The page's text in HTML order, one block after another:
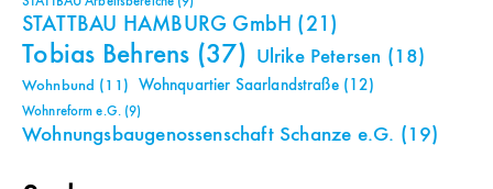
STATTBAU HAMBURG GmbH (21)
Tobias Behrens (37) Ulrike Petersen (18)
Wohnbund (11) Wohnquartier Saarlandstraße(12)
Wohnreform e.G.(9)
Wohnungsbaugenossenschaft Schanze e.G. (19)